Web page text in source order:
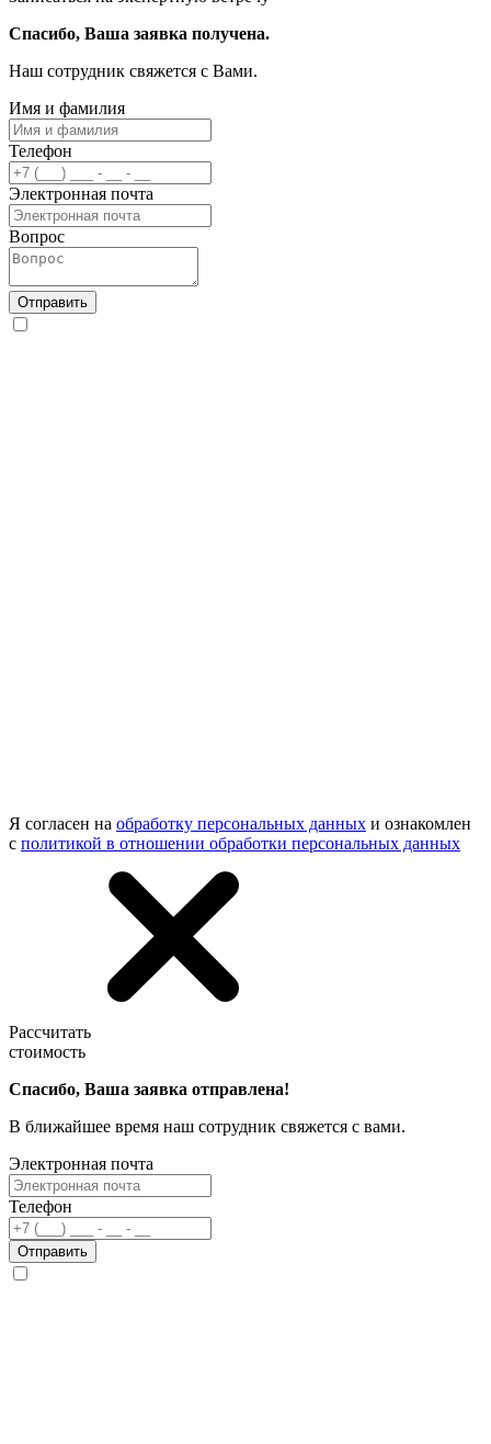
Спасибо, Ваша заявка получена.
Наш сотрудник свяжется с Вами.
Имя и фамилия
Телефон
Электронная почта
Вопрос
Отправить
Я согласен на обработку персональных данных и ознакомлен
с политикой в отношении обработки персональных данных
Рассчитать
стоимость
Спасибо, Ваша заявка отправлена!
В ближайшее время наш сотрудник свяжется с вами.
Электронная почта
Телефон
Отправить